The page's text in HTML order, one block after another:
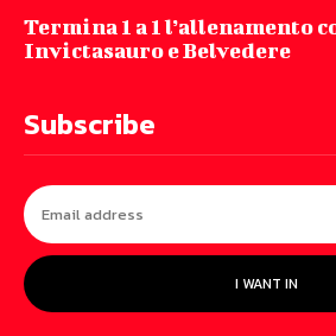
Termina 1 a 1 l’allenamento
Invictasauro e Belvedere
Subscribe
I WANT IN